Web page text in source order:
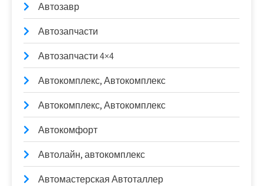
Автозавр
Автозапчасти
Автозапчасти 4×4
Автокомплекс, Автокомплекс
Автокомплекс, Автокомплекс
Автокомфорт
Автолайн, автокомплекс
Автомастерская Автоталлер